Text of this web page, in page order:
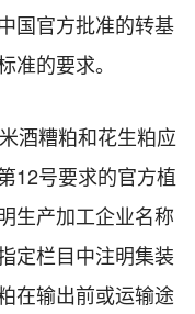
国官方批准的转基
准的要求。
酒糟粕和花生粕应
12号要求的官方植
生产加工企业名称
定栏目中注明集装
在输出前或运输途